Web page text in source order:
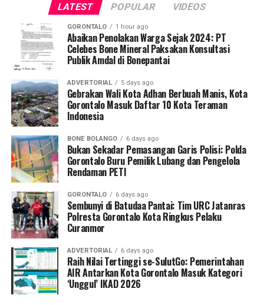
Selain alat berat, petugas menyita sederet barang bukti
operasional tambang ilegal, di antaranya mesin alkon,
karpet penyaring emas, pipa sambungan, selang
gabang, linggis, ember berisi sampel material tanah,
serta dua unit radio komunikasi (
Polisi turut mengamankan dua pria berinisial KR, yang
bertindak sebagai operator ekskavator, serta FM, yang
alat berat tersebut.
Kapolres Pohuwato AKBP H. Busroni, S.I.K., M.H.
melalui Kasat Reskrim IPTU Renly H. Turangan, S.H.
menegaskan bahwa operasi penindakan ini merupakan
bukti nyata komitmen kepolisian dalam menegakkan
hukum tanpa pandang bulu terhadap segala bentuk
perusakan lingkungan.
“Kami tidak akan mentoleransi aktivitas pertambangan
tanpa izin di wilayah Pohuwato. Siapa pun yang terbukti
melanggar hukum akan kami tindak tegas dan proses
LATEST POPULAR VIDEOS
GORONTALO 1 hour ago
Abaikan Penolakan Warga Sejak 2024: PT
Celebes Bone Mineral Paksakan Konsultasi
Publik Amdal di Bonepantai
ADVERTORIAL 5 days ago
Gebrakan Wali Kota Adhan Berbuah Manis, Kota
Gorontalo Masuk Daftar 10 Kota Teraman
Indonesia
BONE BOLANGO 6 days ago
Bukan Sekadar Pemasangan Garis Polisi: Polda
Gorontalo Buru Pemilik Lubang dan Pengelola
Rendaman PETI
GORONTALO 6 days ago
Sembunyi di Batudaa Pantai: Tim URC Jatanras
Polresta Gorontalo Kota Ringkus Pelaku
Curanmor
ADVERTORIAL 6 days ago
Raih Nilai Tertinggi se-SulutGo: Pemerintahan
AIR Antarkan Kota Gorontalo Masuk Kategori
‘Unggul’ IKAD 2026